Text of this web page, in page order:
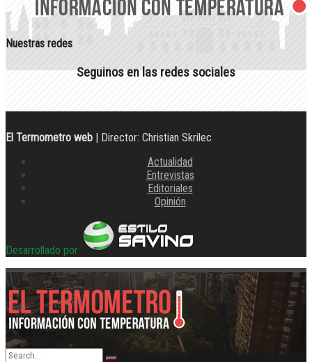
Nuestras redes
Seguinos en las redes sociales
El Termometro web | Director: Christian Skrilec
Actualidad
Entrevistas
Editoriales
Opinión
Desarrollado por